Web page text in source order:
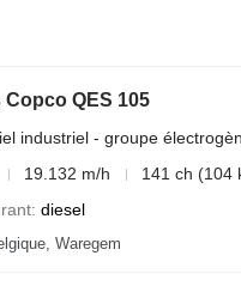
Copco QES 105
industriel - groupe
19.132 m/h
141 ch (104
diesel
Waregem